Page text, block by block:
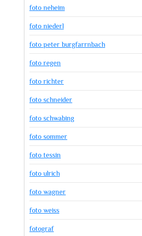
foto neheim
foto niederl
foto peter burgfarrnbach
foto regen
foto richter
foto schneider
foto schwabing
foto sommer
foto tessin
foto ulrich
foto wagner
foto weiss
fotograf